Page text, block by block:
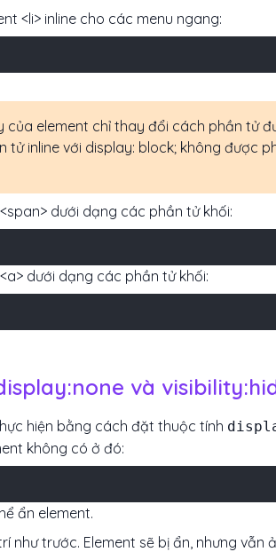
<li> inline cho các menu ngang:
element chỉ thay đổi cách phần tử
tử inline với display: block; không được
dưới dạng các phần tử khối:
dưới dạng các phần tử khối:
và
hiện bằng cách đặt thuộc tính
không có ở đó:
ẩn element.
như trước. Element sẽ bị ẩn, nhưng vẫn